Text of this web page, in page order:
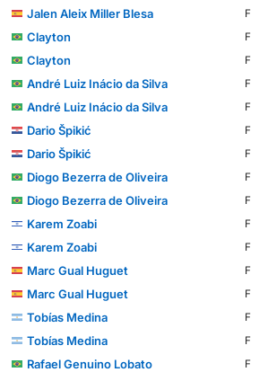
Jalen Aleix Miller Blesa
F
Clayton
F
Clayton
F
André Luiz Inácio da Silva
F
André Luiz Inácio da Silva
F
Dario Špikić
F
Dario Špikić
F
Diogo Bezerra de Oliveira
F
Diogo Bezerra de Oliveira
F
Karem Zoabi
F
Karem Zoabi
F
Marc Gual Huguet
F
Marc Gual Huguet
F
Tobías Medina
F
Tobías Medina
F
Rafael Genuino Lobato
F